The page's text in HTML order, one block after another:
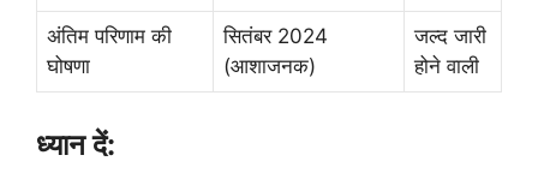
अंतिम परिणाम की
घोषणा
सितंबर 2024
(आशाजनक)
जल्द जारी
होने वाली
ध्यान दें: